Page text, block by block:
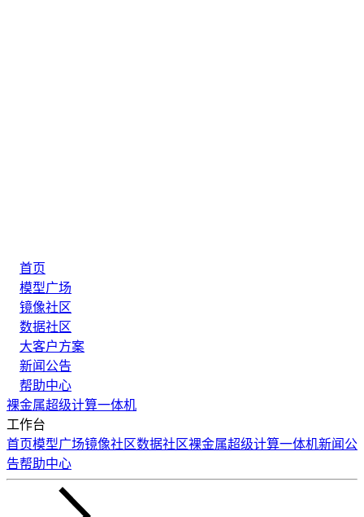
首页
模型广场
镜像社区
数据社区
大客户方案
新闻公告
帮助中心
裸金属超级计算一体机
工作台
首页模型广场镜像社区数据社区裸金属超级计算一体机新闻公
告帮助中心